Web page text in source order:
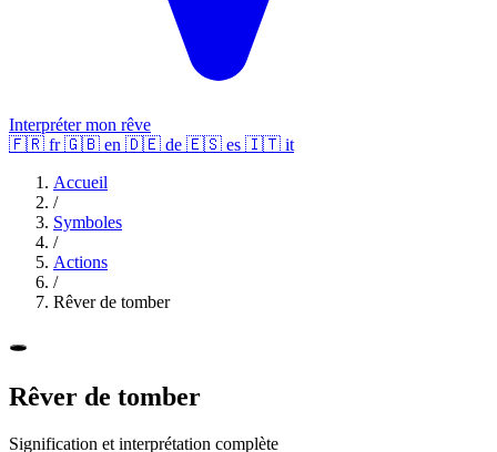
Interpréter mon rêve
🇫🇷 fr 🇬🇧 en 🇩🇪 de 🇪🇸 es 🇮🇹 it
Accueil
/
Symboles
/
Actions
/
Rêver de tomber
🕳️
Rêver de tomber
Signification et interprétation complète